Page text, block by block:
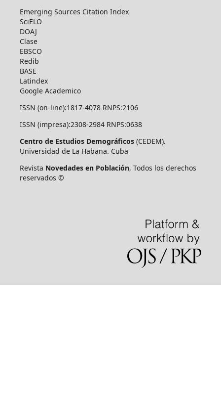
Emerging Sources Citation Index
SciELO
DOAJ
Clase
EBSCO
Redib
BASE
Latindex
Google Academico
ISSN (on-line):1817-4078 RNPS:2106
ISSN (impresa):2308-2984 RNPS:0638
Centro de Estudios Demográficos(CEDEM).
Universidad de La Habana. Cuba
Revista Novedades en Población, Todos los derechos
reservados ©